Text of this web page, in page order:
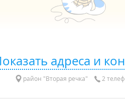
адреса и
район "Вторая речка" 2